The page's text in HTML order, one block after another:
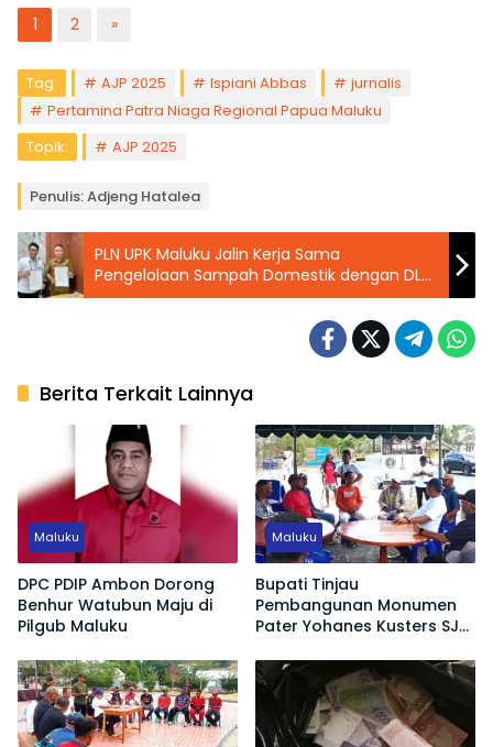
1 2 »
Tag: AJP 2025 Ispiani Abbas
jurnalis
Pertamina Patra Niaga Regional Papua Maluku
Topik:
AJP 2025
Penulis: Adjeng Hatalea
PLN UPK Maluku Jalin Kerja Sama
Pengelolaan Sampah Domestik dengan DLH
Kota Ternate
Berita Terkait Lainnya
Maluku
DPC PDIP Ambon Dorong
Benhur Watubun Maju di
Pilgub Maluku
Maluku
Bupati Tinjau
Pembangunan Monumen
Pater Yohanes Kusters SJ
Jadi Ruang Publik Edukatif